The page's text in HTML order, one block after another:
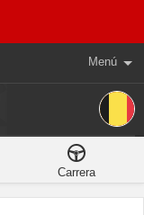
Menú
Carrera